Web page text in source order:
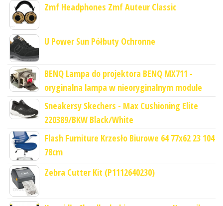
Zmf Headphones Zmf Auteur Classic
U Power Sun Półbuty Ochronne
BENQ Lampa do projektora BENQ MX711 -
oryginalna lampa w nieoryginalnym module
Sneakersy Skechers - Max Cushioning Elite
220389/BKW Black/White
Flash Furniture Krzesło Biurowe 64 77x62 23 104
78cm
Zebra Cutter Kit (P1112640230)